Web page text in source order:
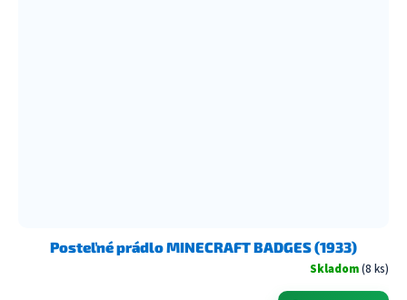
Posteľné prádlo MINECRAFT BADGES (1933)
Skladom(8 ks)